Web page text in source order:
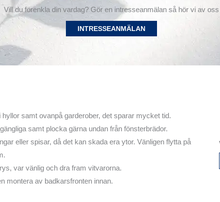
Vill du förenkla din vardag? Gör en intresseanmälan så hör vi av oss
INTRESSEANMÄLAN
samt ovanpå garderober, det sparar mycket tid.
samt plocka gärna undan från fönsterbrädor.
eller spisar, då det kan skada era ytor. Vänligen flytta på
var vänlig och dra fram vitvarorna.
montera av badkarsfronten innan.